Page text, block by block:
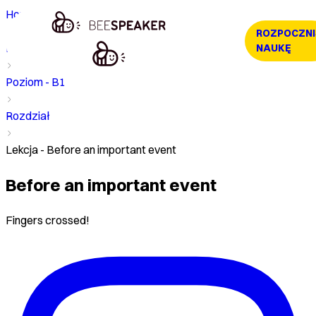
NAUKĘ
Home
Kurs
Poziom - B1
Rozdział
Lekcja - Before an important event
Before an important event
Fingers crossed!